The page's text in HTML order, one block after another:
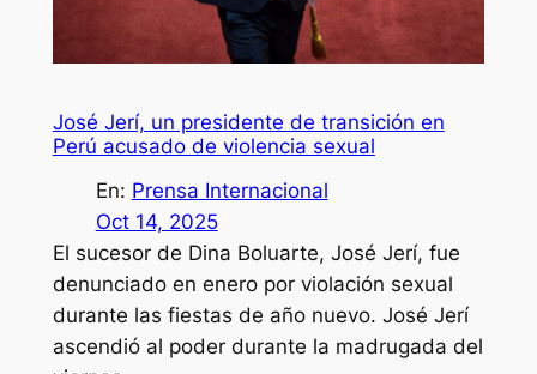
José Jerí, un presidente de transición en
Perú acusado de violencia sexual
En: Prensa Internacional
Oct 14, 2025
El sucesor de Dina Boluarte, José Jerí, fue
denunciado en enero por violación sexual
durante las fiestas de año nuevo. José Jerí
ascendió al poder durante la madrugada del